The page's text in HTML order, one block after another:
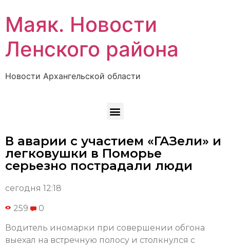
Маяк. Новости
Ленского района
Новости Архангельской области
В аварии с участием «ГАЗели» и
легковушки в Поморье
серьезно пострадали люди
сегодня 12:18
259 0
Водитель иномарки при совершении обгона
выехал на встречную полосу и столкнулся с